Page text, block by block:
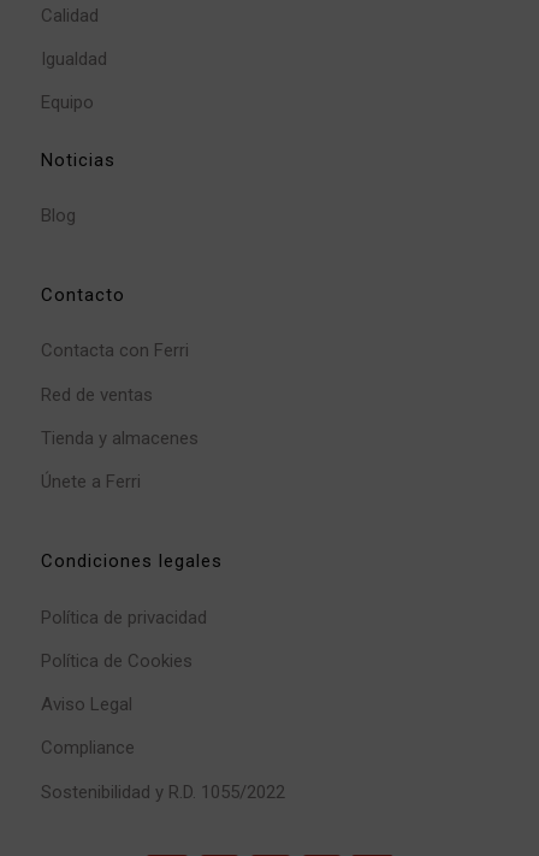
Calidad
Igualdad
Equipo
Noticias
Blog
Contacto
Contacta con Ferri
Red de ventas
Tienda y almacenes
Únete a Ferri
Condiciones legales
Política de privacidad
Política de Cookies
Aviso Legal
Compliance
Sostenibilidad y R.D. 1055/2022